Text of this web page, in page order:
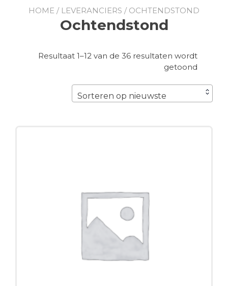
HOME / LEVERANCIERS / OCHTENDSTOND
Ochtendstond
Resultaat 1–12 van de 36 resultaten wordt
getoond
Sorteren op nieuwste